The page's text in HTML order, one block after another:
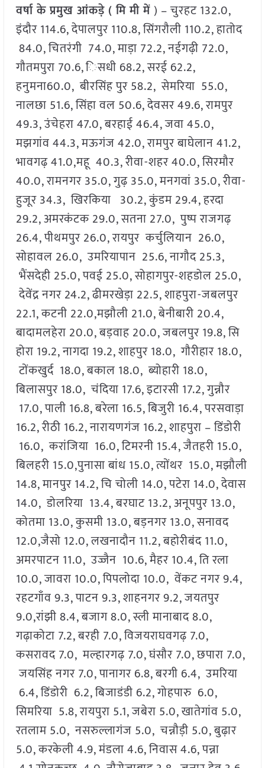
वर्षा के प्रमुख आंकड़े ( मि मी में ) – चुरहट 132.0,
इंदौर 114.6, देपालपुर 110.8, सिंगरौली 110.2, हातोद
84.0, चितरंगी 74.0, माड़ा 72.2, नईगढ़ी 72.0,
गौतमपुरा 70.6, िसधी 68.2, सरई 62.2,
हनुमना60.0, बीरसिंह पुर 58.2, सेमरिया 55.0,
नालछा 51.6, सिंहा वल 50.6, देवसर 49.6, रामपुर
49.3, उंचेहरा 47.0, बरहाई 46.4, जवा 45.0,
मझगांव 44.3, मऊगंज 42.0, रामपुर बाघेलान 41.2,
भावगढ़ 41.0,महू 40.3, रीवा-शहर 40.0, सिरमौर
40.0, रामनगर 35.0, गुढ़ 35.0, मनगवां 35.0, रीवा-
हुजूर 34.3, खिरकिया 30.2, कुंडम 29.4, हरदा
29.2, अमरकंटक 29.0, सतना 27.0, पुष्प राजगढ़
26.4, पीथमपुर 26.0, रायपुर कर्चुलियान 26.0,
सोहावल 26.0, उमरियापान 25.6, नागौद 25.3,
भैंसदेही 25.0, पवई 25.0, सोहागपुर-शहडोल 25.0,
देवेंद्र नगर 24.2, ढीमरखेड़ा 22.5, शाहपुरा-जबलपुर
22.1, कटनी 22.0,मझौली 21.0, बेनीबारी 20.4,
बादामलहेरा 20.0, बड़वाह 20.0, जबलपुर 19.8, सि
होरा 19.2, नागदा 19.2, शाहपुर 18.0, गौरीहार 18.0,
टोंकखुर्द 18.0, बकाल 18.0, ब्योहारी 18.0,
बिलासपुर 18.0, चंदिया 17.6, इटारसी 17.2, गुन्नौर
17.0, पाली 16.8, बरेला 16.5, बिजुरी 16.4, परसवाड़ा
16.2, रीठी 16.2, नारायणगंज 16.2, शाहपुरा – डिंडोरी
16.0, करांजिया 16.0, टिमरनी 15.4, जैतहरी 15.0,
बिलहरी 15.0,पुनासा बांध 15.0, त्योंथर 15.0, मझौली
14.8, मानपुर 14.2, चि चोली 14.0, पटेरा 14.0, देवास
14.0, डोलरिया 13.4, बरघाट 13.2, अनूपपुर 13.0,
कोतमा 13.0, कुसमी 13.0, बड़नगर 13.0, सनावद
12.0,जैसो 12.0, लखनादौन 11.2, बहोरीबंद 11.0,
अमरपाटन 11.0, उज्जैन 10.6, मैहर 10.4, ति रला
10.0, जावरा 10.0, पिपलोदा 10.0, वेंकट नगर 9.4,
रहटगाँव 9.3, पाटन 9.3, शाहनगर 9.2, जयतपुर
9.0,रांझी 8.4, बजाग 8.0, स्ली मानाबाद 8.0,
गढ़ाकोटा 7.2, बरही 7.0, विजयराघवगढ़ 7.0,
कसरावद 7.0, मल्हारगढ़ 7.0, घंसौर 7.0, छपारा 7.0,
जयसिंह नगर 7.0, पानागर 6.8, बरगी 6.4, उमरिया
6.4, डिंडोरी 6.2, बिजाडंडी 6.2, गोहपारु 6.0,
सिमरिया 5.8, रायपुरा 5.1, जबेरा 5.0, खातेगांव 5.0,
रतलाम 5.0, नसरुल्लागंज 5.0, चन्नौड़ी 5.0, बुढ़ार
5.0, करकेली 4.9, मंडला 4.6, निवास 4.6, पन्ना